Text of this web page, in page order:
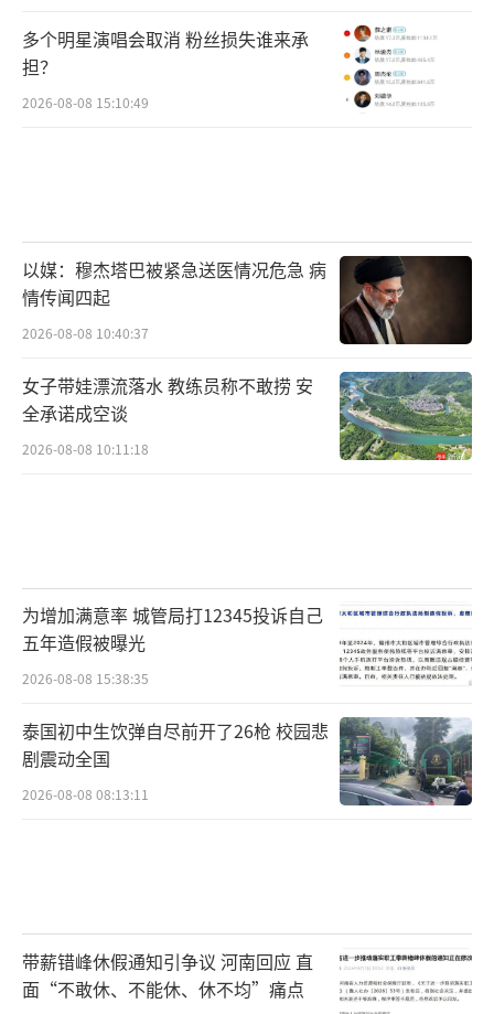
多个明星演唱会取消 粉丝损失谁来承
担？
2026-08-08 15:10:49
以媒：穆杰塔巴被紧急送医情况危急 病
情传闻四起
2026-08-08 10:40:37
女子带娃漂流落水 教练员称不敢捞 安
全承诺成空谈
2026-08-08 10:11:18
为增加满意率 城管局打12345投诉自己
五年造假被曝光
2026-08-08 15:38:35
泰国初中生饮弹自尽前开了26枪 校园悲
剧震动全国
2026-08-08 08:13:11
带薪错峰休假通知引争议 河南回应 直
面“不敢休、不能休、休不均”痛点